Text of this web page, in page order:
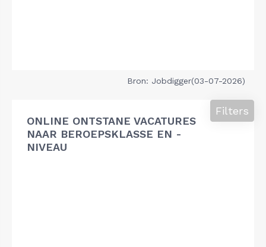
Bron: Jobdigger(03-07-2026)
ONLINE ONTSTANE VACATURES
NAAR BEROEPSKLASSE EN -
NIVEAU
Filters